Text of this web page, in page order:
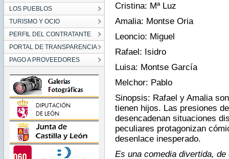
LOS PUEBLOS
TURISMO Y OCIO
PERFIL DEL CONTRATANTE
PORTAL DE TRANSPARENCIA
PAGO A PROVEEDORES
Cristina: Mª Luz
Amalia: Montse Oria
Leoncio: Miguel
Rafael: Isidro
Luisa: Montse García
Melchor: Pablo
Sinopsis: Rafael y Amalia
tienen hijos. Las presiones
desencadenan situaciones
peculiares protagonizan
desenlace inesperado.
Es una comedia divertida,